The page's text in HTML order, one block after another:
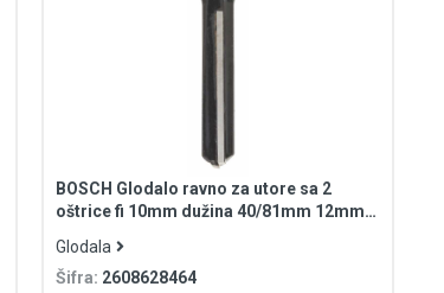
BOSCH Glodalo ravno za utore sa 2
oštrice fi 10mm dužina 40/81mm 12mm
Glodala
Šifra: 2608628464